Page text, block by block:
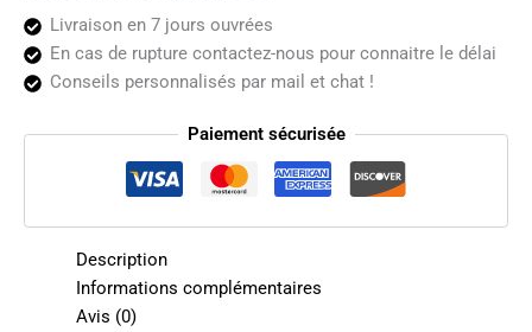
Livraison en 7 jours ouvrées
En cas de rupture contactez-nous pour connaitre le délai
Conseils personnalisés par mail et chat !
Paiement sécurisée
Description
Informations complémentaires
Avis (0)